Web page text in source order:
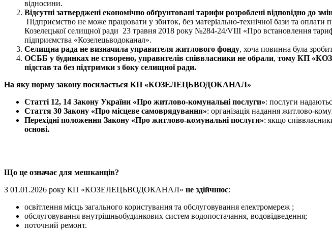
відносини.
Відсутні затверджені економічно обґрунтовані тарифи розроблені відповідно до
Підприємство не може працювати у збиток, без матеріально-технічної бази та
Козелецької селищної ради 23 травня 2018 року №284-24/VIII «Про встановлення
підприємства «Козелецьводоканал».
Селищна рада не визначила управителя житлового фонду, хоча повинна була
ОСББ у будинках не створено, управителів співвласники не обрали, тому КП
підстав та без підтримки з боку селищноїради.
На яку норму закону посилається КП «КОЗЕЛЕЦЬВОДОКАНАЛ»
Статті 12, 14 Закону України «Про житлово-комунальні послуги»: послуги
Стаття 30 Закону «Про місцеве самоврядування»: організація надання житлово-
Перехідні положення Закону «Про житлово-комунальні послуги»: якщо
основі.
Що це означає для мешканців?
З 01.01.2026 року КП «КОЗЕЛЕЦЬВОДОКАНАЛ» не здійчнює:
освітлення місць загального користування та обслуговування електромереж ;
обслуговування внутрішньобудинкових систем водопостачання, водовідведення;
поточний ремонт.